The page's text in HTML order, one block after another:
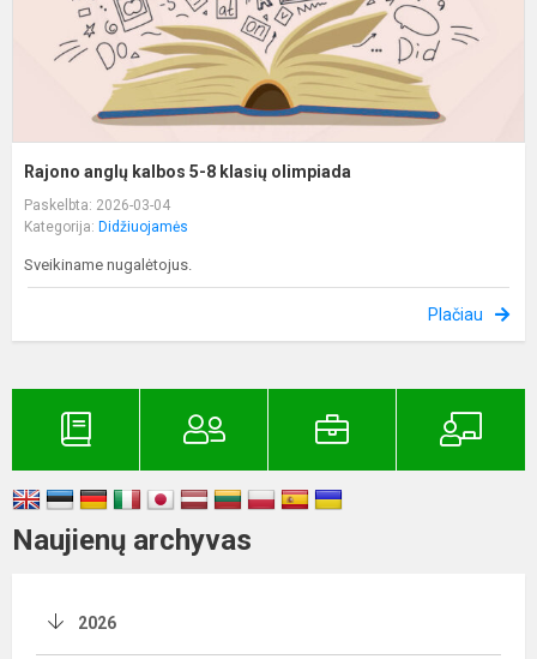
Rajono anglų kalbos 5-8 klasių olimpiada
Paskelbta: 2026-03-04
Kategorija: Didžiuojamės
Sveikiname nugalėtojus.
Plačiau
Naujienų archyvas
2026